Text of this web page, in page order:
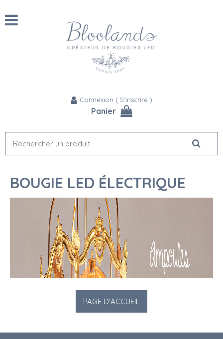
Connexion ( S'inscrire )
Panier
BOUGIE LED ÉLECTRIQUE